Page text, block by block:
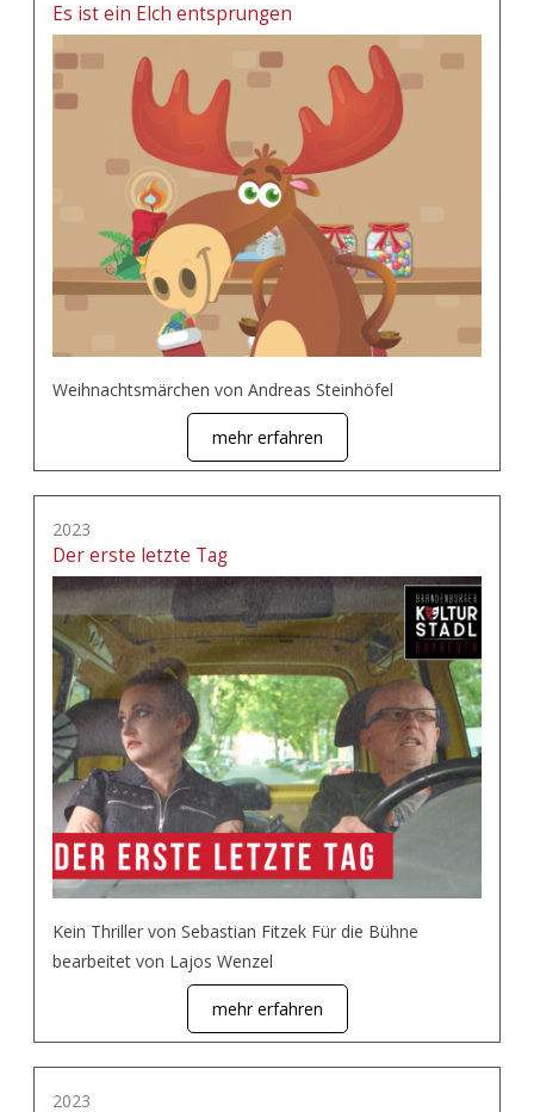
Es ist ein Elch entsprungen
Weihnachtsmärchen von Andreas Steinhöfel
mehr erfahren
2023
Der erste letzte Tag
Kein Thriller von Sebastian Fitzek Für die Bühne
bearbeitet von Lajos Wenzel
mehr erfahren
2023